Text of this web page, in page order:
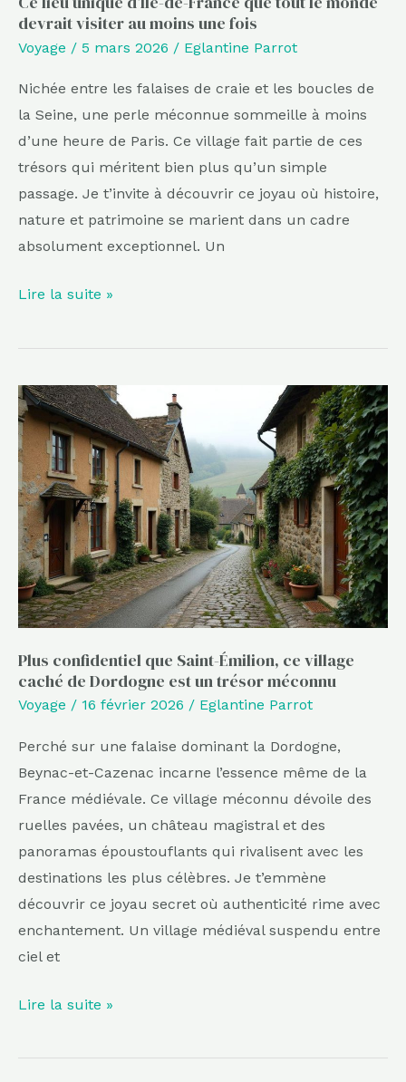
devrait visiter au moins une fois
Voyage / 5 mars 2026 / Eglantine Parrot
Nichée entre les falaises de craie et les boucles de
la Seine, une perle méconnue sommeille à moins
d’une heure de Paris. Ce village fait partie de ces
trésors qui méritent bien plus qu’un simple
passage. Je t’invite à découvrir ce joyau où histoire,
nature et patrimoine se marient dans un cadre
absolument exceptionnel. Un
visiter
au
Lire la suite »
Plus confidentiel que Saint-Émilion, ce village
caché de Dordogne est un trésor méconnu
Voyage / 16 février 2026 / Eglantine Parrot
Perché sur une falaise dominant la Dordogne,
Beynac-et-Cazenac incarne l’essence même de la
France médiévale. Ce village méconnu dévoile des
ruelles pavées, un château magistral et des
panoramas époustouflants qui rivalisent avec les
destinations les plus célèbres. Je t’emmène
découvrir ce joyau secret où authenticité rime avec
enchantement. Un village médiéval suspendu entre
ciel et
Plus
confidentiel
que
Saint-
Émilion,
ce
village
caché
de
Dordogne
est
un
trésor
méconnu
Lire la suite »